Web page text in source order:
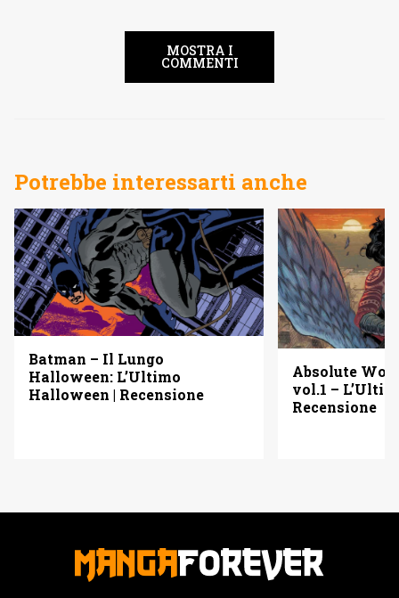
MOSTRA I
COMMENTI
Potrebbe interessarti anche
Batman – Il Lungo
Halloween: L’Ultimo
Halloween | Recensione
Absolute
vol.1 –
Recensione